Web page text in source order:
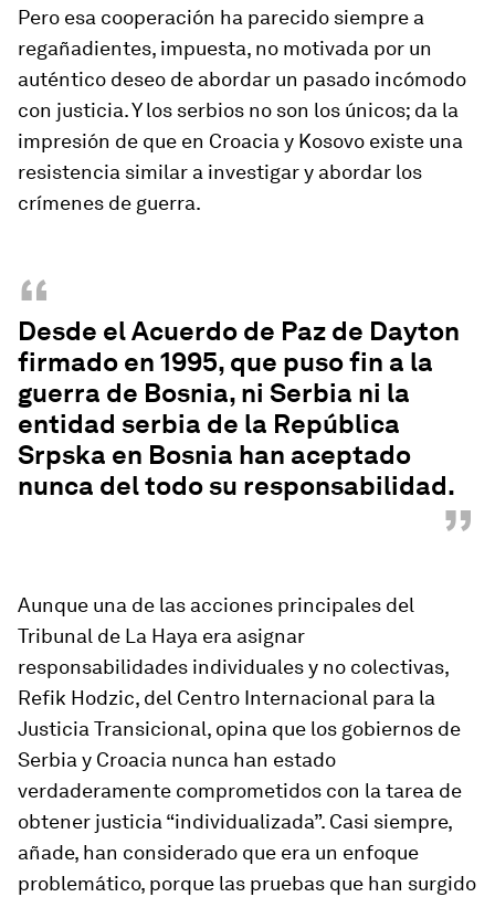
Pero esa cooperación ha parecido siempre a
regañadientes, impuesta, no motivada por un
auténtico deseo de abordar un pasado incómodo
con justicia. Y los serbios no son los únicos; da la
impresión de que en Croacia y Kosovo existe una
resistencia similar a investigar y abordar los
crímenes de guerra.
“
Desde el Acuerdo de Paz de Dayton
firmado en 1995, que puso fin a la
guerra de Bosnia, ni Serbia ni la
entidad serbia de la República
Srpska en Bosnia han aceptado
nunca del todo su responsabilidad.
”
Aunque una de las acciones principales del
Tribunal de La Haya era asignar
responsabilidades individuales y no colectivas,
Refik Hodzic, del Centro Internacional para la
Justicia Transicional, opina que los gobiernos de
Serbia y Croacia nunca han estado
verdaderamente comprometidos con la tarea de
obtener justicia “individualizada”. Casi siempre,
añade, han considerado que era un enfoque
problemático, porque las pruebas que han surgido